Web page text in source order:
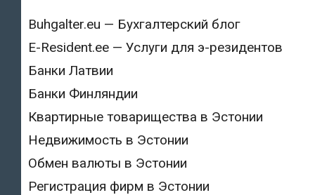
Buhgalter.eu — Бухгалтерский блог
E-Resident.ee — Услуги для э-резидентов
Банки Латвии
Банки Финляндии
Квартирные товарищества в Эстонии
Недвижимость в Эстонии
Обмен валюты в Эстонии
Регистрация фирм в Эстонии